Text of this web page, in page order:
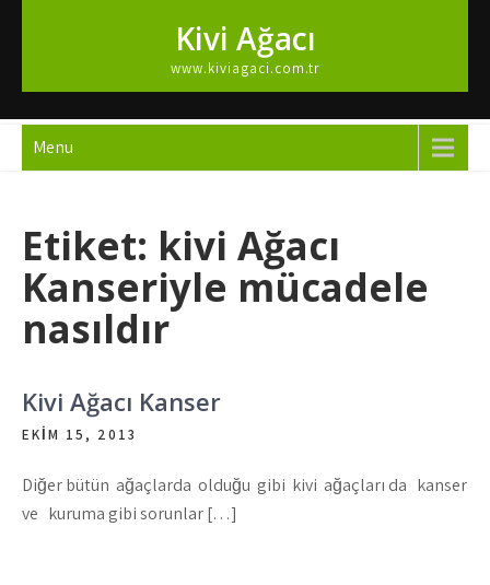
Kivi Ağacı
www.kiviagaci.com.tr
Menu
Etiket: kivi Ağacı
Kanseriyle mücadele
nasıldır
Kivi Ağacı Kanser
EKIM 15, 2013
Diğer bütün ağaçlarda olduğu gibi kivi ağaçları da kanser
ve kuruma gibi sorunlar […]